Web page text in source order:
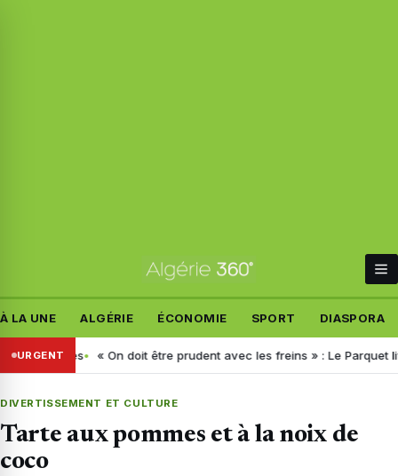
À LA UNE ALGÉRIE ÉCONOMIE SPORT DIASPORA
URGENT
dates « On doit être prudent avec les freins » : Le Parquet livre
DIVERTISSEMENT ET CULTURE
Tarte aux pommes et à la noix de
coco